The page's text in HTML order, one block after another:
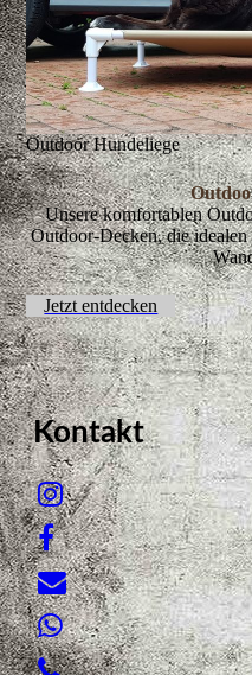
Outdoor Hundeliege
Unsere komfortablen
Outdoor-Decken, die
Jetzt entdecken
Kontakt